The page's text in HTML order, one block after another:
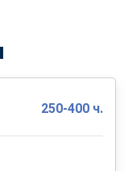
250-400 ч.